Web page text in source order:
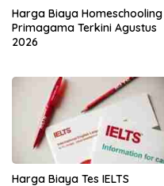
Harga Biaya Homeschooling
Primagama Terkini Agustus
2026
Harga Biaya Tes IELTS